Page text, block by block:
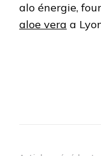
alo énergie,
aloe vera a